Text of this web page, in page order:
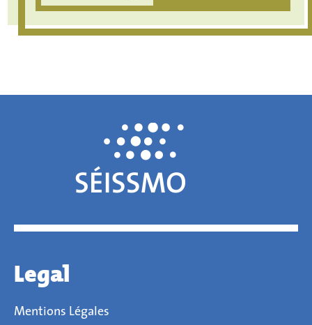
Legal
Mentions Légales